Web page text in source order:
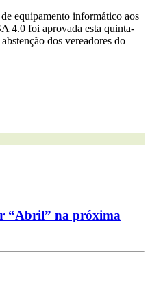
equipamento informático aos
4.0 foi aprovada esta quinta-
dos vereadores do
“Abril” na próxima